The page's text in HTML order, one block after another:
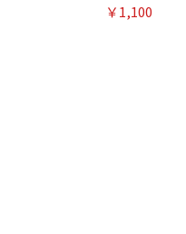
￥1,100